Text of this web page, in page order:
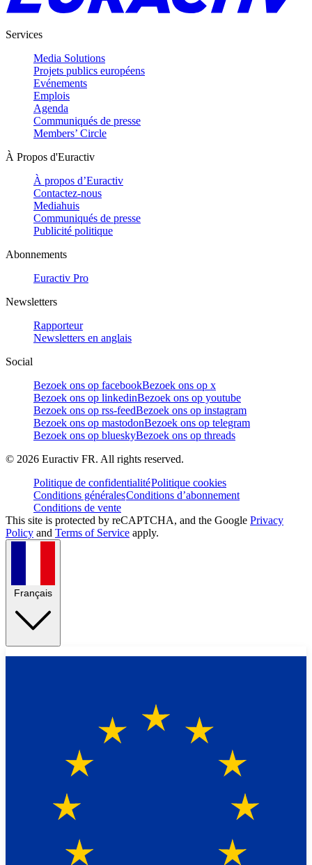
Services
Media Solutions
Projets publics européens
Evénements
Emplois
Agenda
Communiqués de presse
Members’ Circle
À Propos d'Euractiv
À propos d’Euractiv
Contactez-nous
Mediahuis
Communiqués de presse
Publicité politique
Abonnements
Euractiv Pro
Newsletters
Rapporteur
Newsletters en anglais
Social
Bezoek ons op facebookBezoek ons op x
Bezoek ons op linkedinBezoek ons op youtube
Bezoek ons op rss-feedBezoek ons op instagram
Bezoek ons op mastodonBezoek ons op telegram
Bezoek ons op blueskyBezoek ons op threads
© 2026 Euractiv FR. All rights reserved.
Politique de confidentialitéPolitique cookies
Conditions généralesConditions d’abonnement
Conditions de vente
This site is protected by reCAPTCHA, and the Google Privacy
Policy and Terms of Service apply.
Français